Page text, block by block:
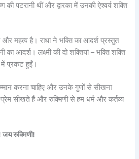
की पटरानी थीं और द्वारका में उनकी ऐश्वर्य शक्ति
और महत्व है। राधा ने भक्ति का आदर्श प्रस्तुत
का आदर्श। लक्ष्मी की दो शक्तियां – भक्ति शक्ति
में प्रकट हुईं।
करना चाहिए और उनके गुणों से सीखना
प्रेम सीखते हैं और रुक्मिणी से हम धर्म और कर्तव्य
रुक्मिणी!